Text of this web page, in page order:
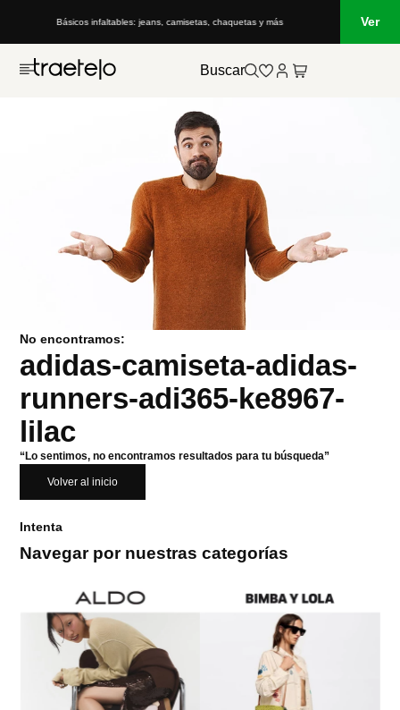
Básicos infaltables: jeans, camisetas, chaquetas y más Ver
Buscar
No encontramos:
adidas-camiseta-adidas-
runners-adi365-ke8967-
lilac
“Lo sentimos, no encontramos resultados para tu búsqueda”
Volver al inicio
Intenta
Navegar por nuestras categorías